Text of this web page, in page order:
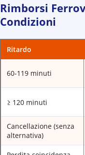
Rimborsi
Condizioni
Ritardo
60-119 minuti
≥ 120 minuti
Cancellazione (senza
alternativa)